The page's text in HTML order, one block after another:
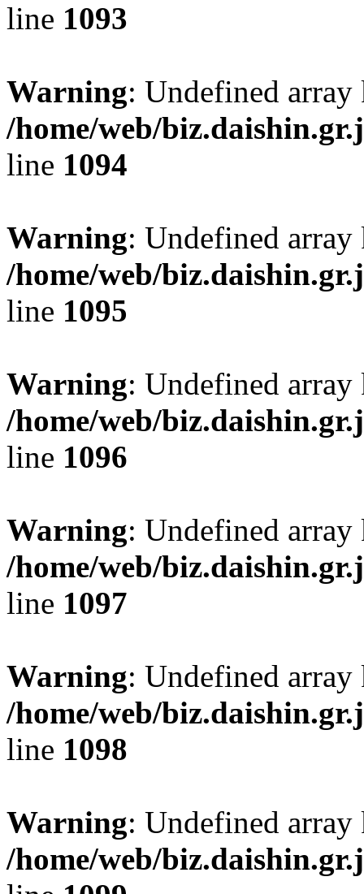
line 1093
Warning: Undefined
/home/web/
line 1094
Warning: Undefined
/home/web/
line 1095
Warning: Undefined
/home/web/
line 1096
Warning: Undefined
/home/web/
line 1097
Warning: Undefined
/home/web/
line 1098
Warning: Undefined
/home/web/